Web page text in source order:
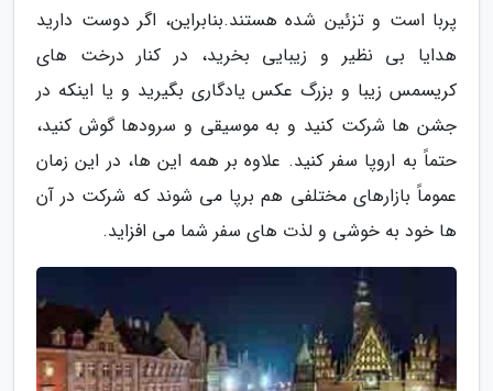
پربا است و تزئین شده هستند.بنابراین، اگر دوست دارید
هدایا بی نظیر و زیبایی بخرید، در کنار درخت های
کریسمس زیبا و بزرگ عکس یادگاری بگیرید و یا اینکه در
جشن ها شرکت کنید و به موسیقی و سرودها گوش کنید،
حتماً به اروپا سفر کنید. علاوه بر همه این ها، در این زمان
عموماً بازارهای مختلفی هم برپا می شوند که شرکت در آن
ها خود به خوشی و لذت های سفر شما می افزاید.